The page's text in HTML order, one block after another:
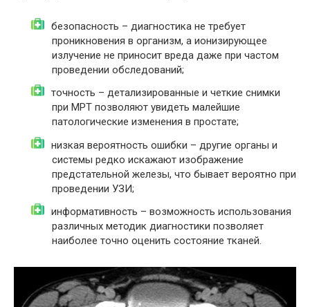
безопасность – диагностика не требует
проникновения в организм, а ионизирующее
излучение не приносит вреда даже при частом
проведении обследований;
точность – детализированные и четкие снимки
при МРТ позволяют увидеть малейшие
патологические изменения в простате;
низкая вероятность ошибки – другие органы и
системы редко искажают изображение
предстательной железы, что бывает вероятно при
проведении УЗИ;
информативность – возможность использования
различных методик диагностики позволяет
наиболее точно оценить состояние тканей.